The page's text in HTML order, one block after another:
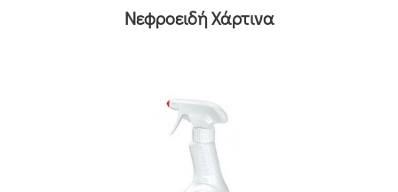
Νεφροειδή Χάρτινα